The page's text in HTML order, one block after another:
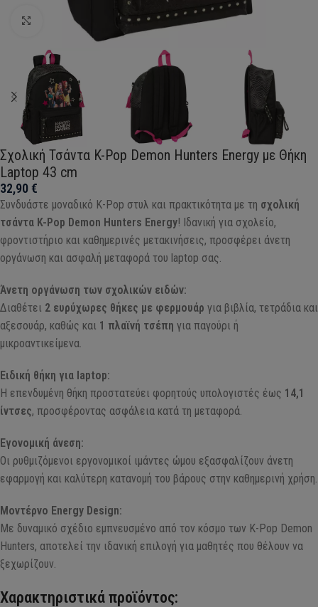
Click to enlarge
Σχολική Τσάντα K-Pop Demon Hunters Energy με Θήκη
Laptop 43 cm
32,90€
Συνδυάστε μοναδικό K-Pop στυλ και πρακτικότητα με τη σχολική
τσάντα K-Pop Demon Hunters Energy! Ιδανική για σχολείο,
φροντιστήριο και καθημερινές μετακινήσεις, προσφέρει άνετη
οργάνωση και ασφαλή μεταφορά του laptop σας.
Άνετη οργάνωση των σχολικών ειδών:
Διαθέτει 2 ευρύχωρες θήκες με φερμουάρ για βιβλία, τετράδια και
αξεσουάρ, καθώς και 1 πλαϊνή τσέπη για παγούρι ή
μικροαντικείμενα.
Ειδική θήκη για laptop:
Η επενδυμένη θήκη προστατεύει φορητούς υπολογιστές έως 14,1
ίντσες, προσφέροντας ασφάλεια κατά τη μεταφορά.
Εγονομική άνεση:
Οι ρυθμιζόμενοι εργονομικοί ιμάντες ώμου εξασφαλίζουν άνετη
εφαρμογή και καλύτερη κατανομή του βάρους στην καθημερινή χρήση.
Μοντέρνο Energy Design:
Με δυναμικό σχέδιο εμπνευσμένο από τον κόσμο των K-Pop Demon
Hunters, αποτελεί την ιδανική επιλογή για μαθητές που θέλουν να
ξεχωρίζουν.
Χαρακτηριστικά προϊόντος: